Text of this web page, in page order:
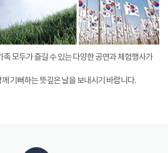
모두가 즐길 수 있는 다양한 공연과 체험행사가
기뻐하는 뜻깊은 날을 보내시기 바랍니다.